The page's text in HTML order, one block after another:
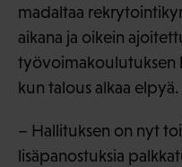
madaltaa
aikana ja oikein
työvoimakoulutuksen
kun talous alkaa elpyä.
– Hallituksen on nyt
lisäpanostuksia